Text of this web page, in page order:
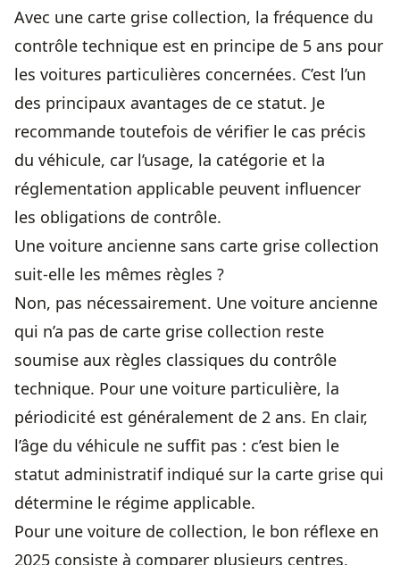
Avec une carte grise collection, la fréquence du
contrôle technique est en principe de 5 ans pour
les voitures particulières concernées. C’est l’un
des principaux avantages de ce statut. Je
recommande toutefois de vérifier le cas précis
du véhicule, car l’usage, la catégorie et la
réglementation applicable peuvent influencer
les obligations de contrôle.
Une voiture ancienne sans carte grise collection
suit-elle les mêmes règles ?
Non, pas nécessairement. Une voiture ancienne
qui n’a pas de carte grise collection reste
soumise aux règles classiques du contrôle
technique. Pour une voiture particulière, la
périodicité est généralement de 2 ans. En clair,
l’âge du véhicule ne suffit pas : c’est bien le
statut administratif indiqué sur la carte grise qui
détermine le régime applicable.
Pour une voiture de collection, le bon réflexe en
2025 consiste à comparer plusieurs centres,